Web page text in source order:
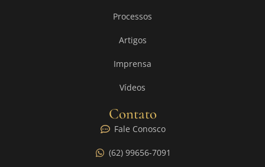
Processos
Artigos
Imprensa
Vídeos
Contato
Fale Conosco
(62) 99656-7091